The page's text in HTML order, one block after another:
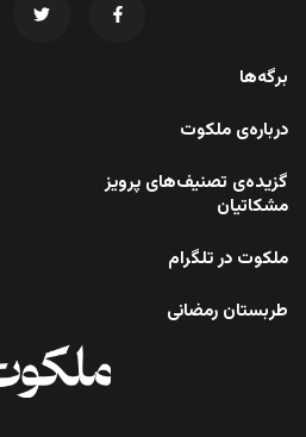
برگه‌ها
درباره‌ی ملکوت
گزیده‌ی تصنیف‌های پرویز
مشکاتیان
ملکوت در تلگرام
طربستان رمضانی